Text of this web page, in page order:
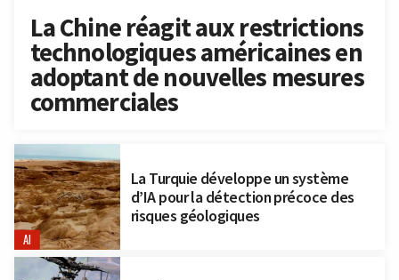
La Chine réagit aux restrictions
technologiques américaines en
adoptant de nouvelles mesures
commerciales
AI
La Turquie développe un système
d’IA pour la détection précoce des
risques géologiques